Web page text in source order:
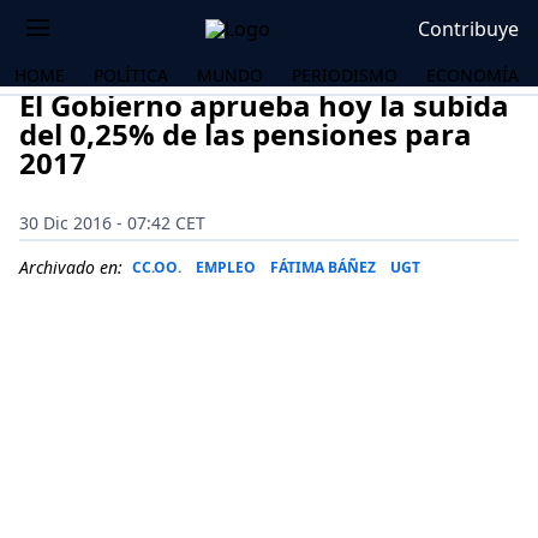
Contribuye
HOME POLÍTICA MUNDO PERIODISMO ECONOMÍA
El Gobierno aprueba hoy la subida
del 0,25% de las pensiones para
2017
30 Dic 2016 - 07:42 CET
Archivado en: CC.OO. EMPLEO FÁTIMA BÁÑEZ UGT